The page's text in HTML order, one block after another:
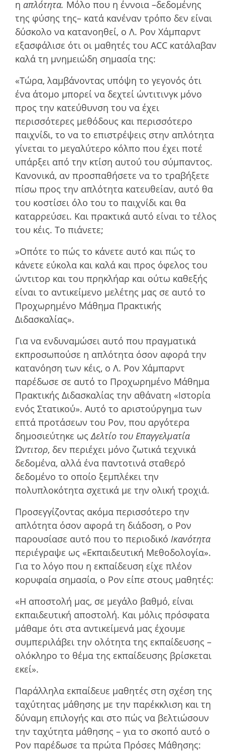
η απλότητα. Μόλο που η έννοια –δεδοµένης
της φύσης της– κατά κανέναν τρόπο δεν είναι
δύσκολο να κατανοηθεί, ο Λ. Ρον Χάμπαρντ
εξασφάλισε ότι οι µαθητές του ACC κατάλαβαν
καλά τη µνηµειώδη σηµασία της:
«Τώρα, λαµβάνοντας υπόψη το γεγονός ότι
ένα άτοµο µπορεί να δεχτεί ώντιτινγκ µόνο
προς την κατεύθυνση του να έχει
περισσότερες µεθόδους και περισσότερο
παιχνίδι, το να το επιστρέψεις στην απλότητα
γίνεται το µεγαλύτερο κόλπο που έχει ποτέ
υπάρξει από την κτίση αυτού του σύµπαντος.
Κανονικά, αν προσπαθήσετε να το τραβήξετε
πίσω προς την απλότητα κατευθείαν, αυτό θα
του κοστίσει όλο του το παιχνίδι και θα
καταρρεύσει. Και πρακτικά αυτό είναι το τέλος
του κέις. Το πιάνετε;
»Οπότε το πώς το κάνετε αυτό και πώς το
κάνετε εύκολα και καλά και προς όφελος του
ώντιτορ και του πρηκλήαρ και ούτω καθεξής
είναι το αντικείµενο µελέτης µας σε αυτό το
Προχωρηµένο Μάθηµα Πρακτικής
Διδασκαλίας».
Για να ενδυναµώσει αυτό που πραγµατικά
εκπροσωπούσε η απλότητα όσον αφορά την
κατανόηση των κέις, ο Λ. Ρον Χάμπαρντ
παρέδωσε σε αυτό το Προχωρηµένο Μάθηµα
Πρακτικής Διδασκαλίας την αθάνατη «Ιστορία
ενός Στατικού». Αυτό το αριστούργηµα των
επτά προτάσεων του Ρον, που αργότερα
δηµοσιεύτηκε ωςΔελτίο του Επαγγελµατία
Ώντιτορ, δεν περιέχει µόνο ζωτικά τεχνικά
δεδοµένα, αλλά ένα παντοτινά σταθερό
δεδοµένο το οποίο ξεµπλέκει την
πολυπλοκότητα σχετικά µε την ολική τροχιά.
Προσεγγίζοντας ακόµα περισσότερο την
απλότητα όσον αφορά τη διάδοση, ο Ρον
παρουσίασε αυτό που το περιοδικό Ικανότητα
περιέγραψε ως «Εκπαιδευτική Μεθοδολογία».
Για το λόγο που η εκπαίδευση είχε πλέον
κορυφαία σηµασία, ο Ρον είπε στους µαθητές:
«Η αποστολή µας, σε µεγάλο βαθµό, είναι
εκπαιδευτική αποστολή. Και µόλις πρόσφατα
µάθαµε ότι στα αντικείµενά µας έχουµε
συµπεριλάβει την ολότητα της εκπαίδευσης –
ολόκληρο το θέµα της εκπαίδευσης βρίσκεται
εκεί».
Παράλληλα εκπαίδευε µαθητές στη σχέση της
ταχύτητας µάθησης µε την παρέκκλιση και τη
δύναµη επιλογής και στο πώς να βελτιώσουν
την ταχύτητα µάθησης – για το σκοπό αυτό ο
Ρον παρέδωσε τα πρώτα Πρόσες Μάθησης: